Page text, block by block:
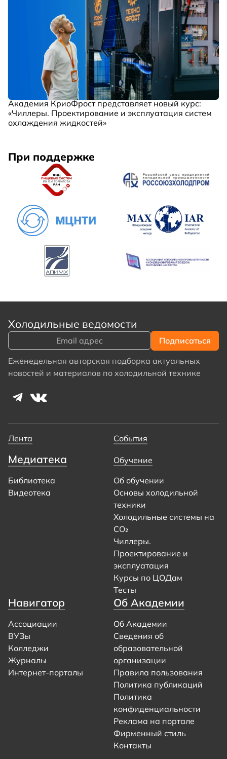
Академия КриоФрост представляет новый курс:
«Чиллеры. Проектирование и эксплуатация систем
охлаждения жидкостей»
При поддержке
Холодильные ведомости
Еженедельная авторская подборка актуальных
новостей и материалов по холодильной технике
Лента События
Медиатека
Библиотека
Видеотека
Обучение
Об обучении
Основы холодильной
техники
Холодильные системы на
CO₂
Чиллеры.
Проектирование и
эксплуатация
Курсы по ЦОДам
Тесты
Навигатор
Ассоциации
ВУЗы
Колледжи
Журналы
Интернет-порталы
Об Академии
Об Академии
Сведения об
образовательной
организации
Правила пользования
Политика публикаций
Политика
конфиденциальности
Реклама на портале
Фирменный стиль
Контакты